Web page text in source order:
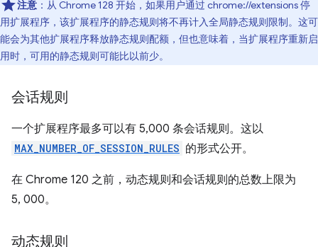
注意 ：从 Chrome 128 开始，如果用户通过 chrome://extensions 停
用扩展程序，该扩展程序的静态规则将不再计入全局静态规则限制。这可
能会为其他扩展程序释放静态规则配额，但也意味着，当扩展程序重新启
用时，可用的静态规则可能比以前少。
会话规则
一个扩展程序最多可以有 5,000 条会话规则。这以
MAX_NUMBER_OF_SESSION_RULES 的形式公开。
在 Chrome 120 之前，动态规则和会话规则的总数上限为
5, 000。
动态规则